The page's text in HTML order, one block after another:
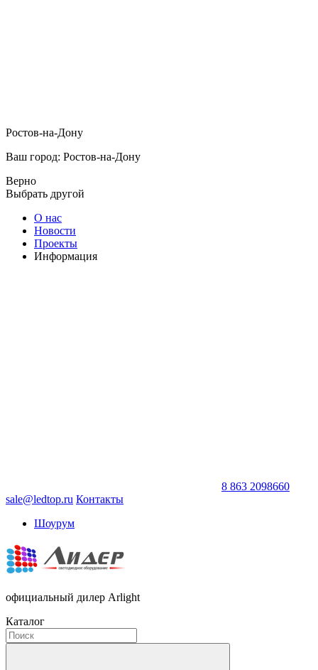
Ростов-на-Дону
Ваш город: Ростов-на-Дону
Верно
Выбрать другой
О нас
Новости
Проекты
Информация
8 863 2098660
sale@ledtop.ru Контакты
Шоурум
официальный дилер Arlight
Каталог